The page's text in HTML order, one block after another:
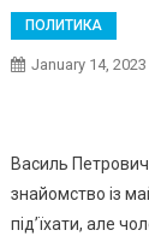
ПОЛИТИКА
January 14, 2023
Василь
знайомство із
під’їхати, але